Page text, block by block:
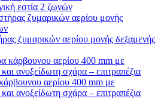
εστία 2 ζωνών
ζυμαρικών αερίου μονής δεξαμενής
αερίου 400 mm με
ανοξείδωτη σχάρα – επιτραπέζια